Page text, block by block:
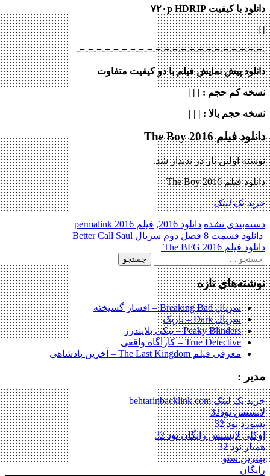
دانلود با کیفیت ۷۲۰p HDRIP
| |
-=-=-=-=-=-=-=-=-=-=-=-=-=-=-=-=-=-=-=-=-=-=-
دانلود پیش نمایش فیلم با دو کیفیت متفاوت
نسخه کم حجم: | | |
نسخه حجم بالا: | | |
دانلود فیلم The Boy 2016
نوشته اولین بار در پدیدار شد.
دانلود فیلم The Boy 2016
خرید بک لینک
دسته‌بندی نشده دانلود 2016 ,فیلم 2016 permalink
Post
navigation
دانلود قسمت 8 فصل دوم سریال Better Call Saul
دانلود فیلم The BFG 2016
جستجو
برای:
نوشته‌های تازه
سریال Breaking Bad – افسار گسیخته
سریال Dark – تاریک
Peaky Blinders – پیکی بلایندرز
True Detective – کاراگاه واقعی
معرفی فیلم The Last Kingdom – آخرین پادشاهی
مدیر :
خرید بک لینک behtarinbacklink.com
لایسنس نود32
پسورد نود 32
اوکلی لایسنس رایگان نود 32
همیار نود 32
بهترین سئو
رایگان